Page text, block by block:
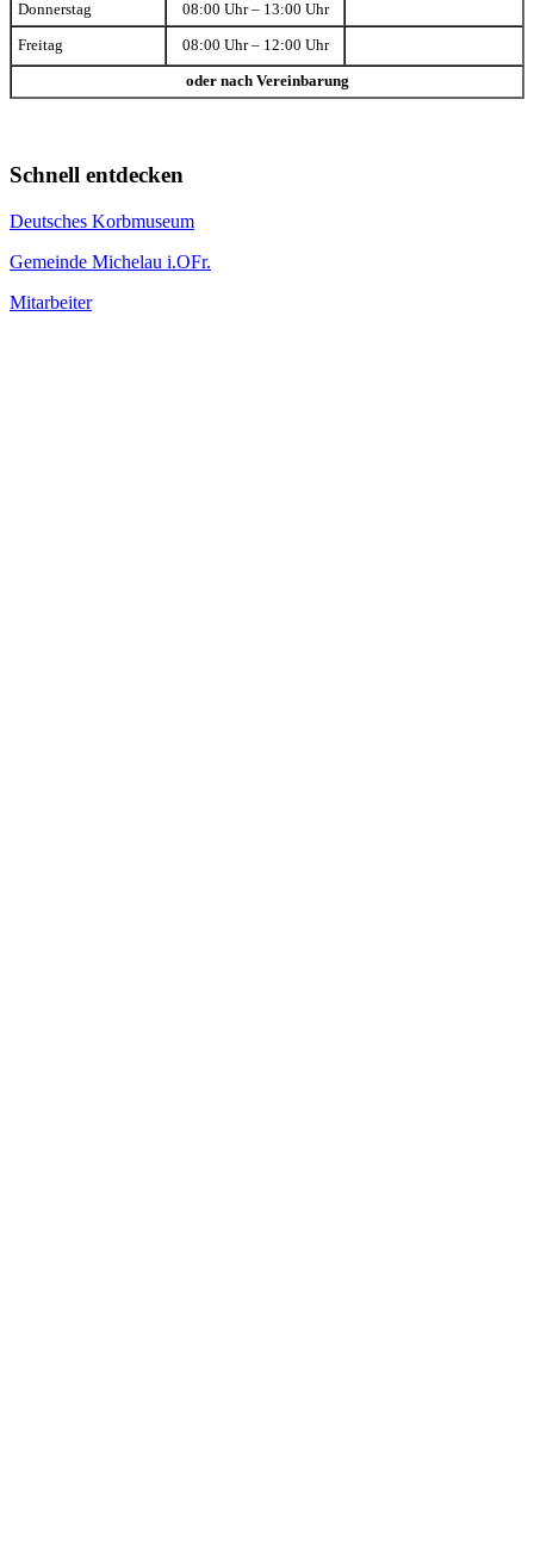
Donnerstag 08:00 Uhr – 13:00 Uhr
Freitag 08:00 Uhr – 12:00 Uhr
oder nach Vereinbarung
Schnell entdecken
Deutsches Korbmuseum
Gemeinde Michelau i.OFr.
Mitarbeiter